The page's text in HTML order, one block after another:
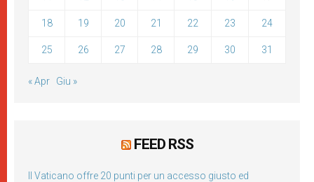
18 19 20 21 22 23 24
25 26 27 28 29 30 31
« Apr Giu »
FEED RSS
Il Vaticano offre 20 punti per un accesso giusto ed